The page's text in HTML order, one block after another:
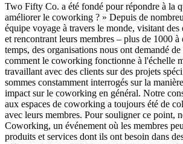
Two Fifty Co. a été fondé pour répondre à la
améliorer le coworking ? » Depuis de
équipe voyage à travers le monde, visitant
et rencontrant leurs membres – plus de 1000
temps, des organisations nous ont demandé
comment le coworking fonctionne à l'échelle
travaillant avec des clients sur des projets
sommes constamment interrogés sur la
impact sur le coworking en général. Notre
aux espaces de coworking a toujours été de
avec leurs membres. Pour souligner ce point,
Coworking, un événement où les membres
produits et services dont ils ont besoin dans